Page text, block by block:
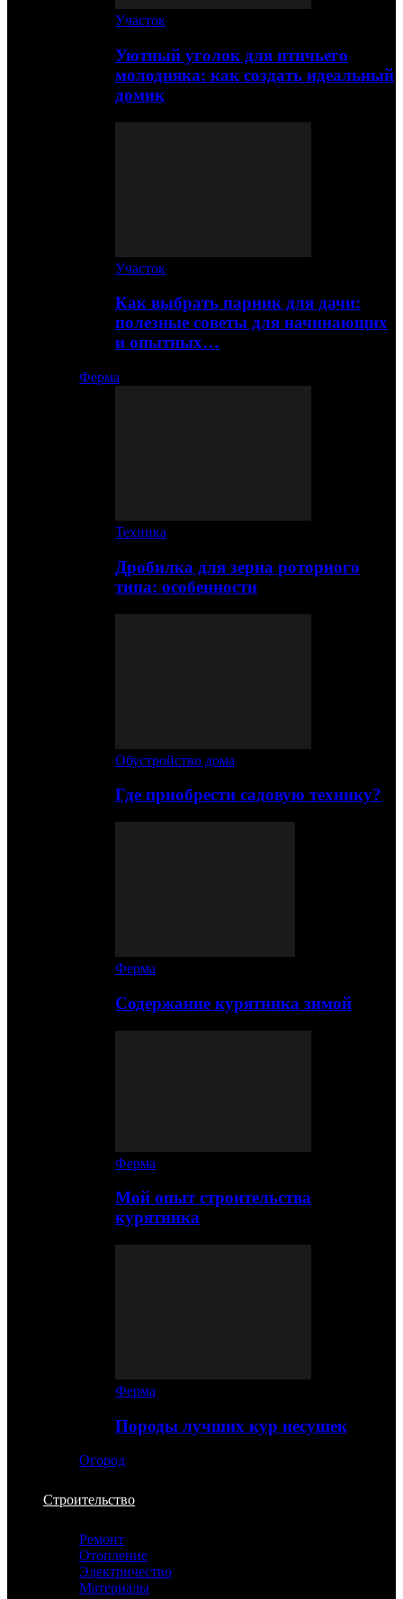
Участок
Уютный уголок для птичьего
молодняка: как создать идеальный
домик
Участок
Как выбрать парник для дачи:
полезные советы для начинающих
и опытных…
Ферма
Техника
Дробилка для зерна роторного
типа: особенности
Обустройство дома
Где приобрести садовую технику?
Ферма
Содержание курятника зимой
Ферма
Мой опыт строительства
курятника
Ферма
Породы лучших кур несушек
Огород
Строительство
Ремонт
Отопление
Электричество
Материалы